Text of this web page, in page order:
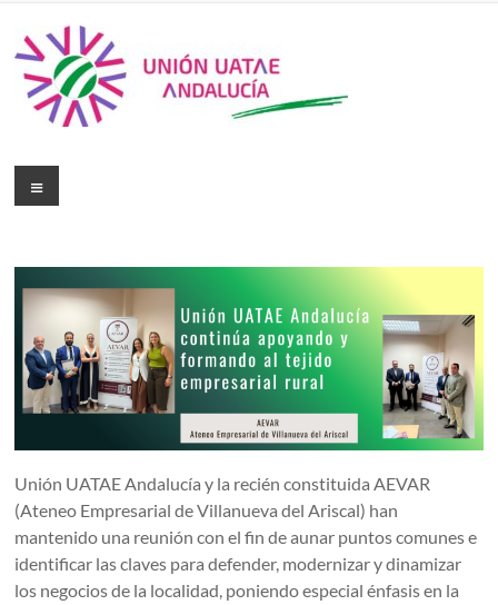
Unión UATAE Andalucía y la recién constituida AEVAR
(Ateneo Empresarial de Villanueva del Ariscal) han
mantenido una reunión con el fin de aunar puntos comunes e
identificar las claves para defender, modernizar y dinamizar
los negocios de la localidad, poniendo especial énfasis en la